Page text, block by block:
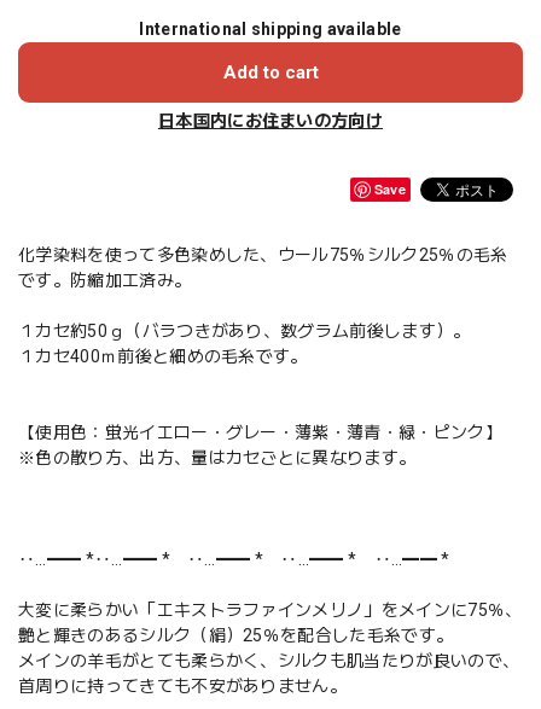
International shipping available
Add to cart
日本国内にお住まいの方向け
Save
化学染料を使って多色染めした、ウール75％シルク25％の毛糸
です。防縮加工済み。
１カセ約50ｇ（バラつきがあり、数グラム前後します）。
１カセ400ｍ前後と細めの毛糸です。
【使用色：蛍光イエロー・グレー・薄紫・薄青・緑・ピンク】
※色の散り方、出方、量はカセごとに異なります。
‥…━━ *‥…━━ * ‥…━━ * ‥…━━ * ‥…━━ *
大変に柔らかい「エキストラファインメリノ」をメインに75％、
艶と輝きのあるシルク（絹）25％を配合した毛糸です。
メインの羊毛がとても柔らかく、シルクも肌当たりが良いので、
首周りに持ってきても不安がありません。